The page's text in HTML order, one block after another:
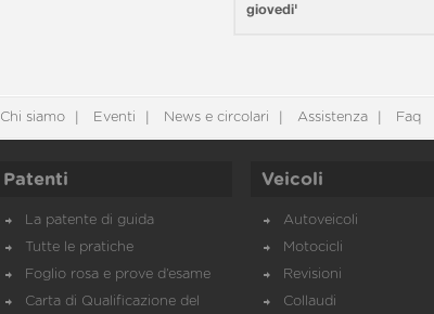
giovedi'
Chi siamo Eventi News e circolari Assistenza Faq
Patenti
La patente di guida
Tutte le pratiche
Foglio rosa e prove d’esame
Carta di Qualificazione del
Veicoli
Autoveicoli
Motocicli
Revisioni
Collaudi